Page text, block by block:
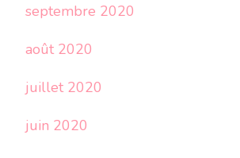
septembre 2020
août 2020
juillet 2020
juin 2020